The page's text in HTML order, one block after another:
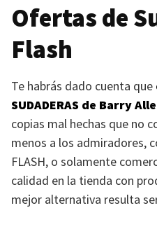
Ofertas de
Flash
Te habrás dado cuenta que
SUDADERAS de Barry
copias mal hechas que no
menos a los admiradores,
FLASH, o solamente
calidad en la tienda con
mejor alternativa resulta